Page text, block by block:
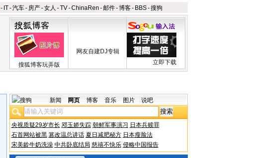
- IT-汽车- 房产-女人 -TV-ChinaRen -邮件-博客- BBS-搜狗
搜狐博客玩弄版
网友自建DJ专辑
立即下载
新闻 网页 博客 音乐 图片 说吧
央视质疑29岁市长 邓玉娇失踪 朝鲜军事演习 日本兵赎罪
石首网站被黑 篡改温总讲话 夏日减肥秘方 日本瘦脸法
宋美龄牛奶洗澡 中共卧底结局 慈禧不快乐 侵略中国报告